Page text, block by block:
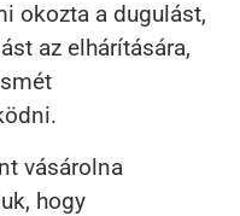
okozta a dugulást,
az elhárítására,
vásárolna
hogy